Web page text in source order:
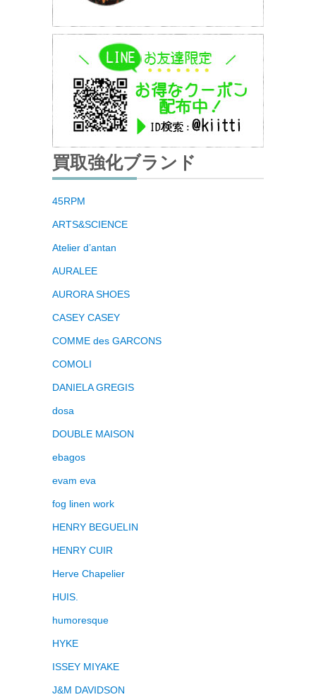
買取強化ブランド
45RPM
ARTS&SCIENCE
Atelier d’antan
AURALEE
AURORA SHOES
CASEY CASEY
COMME des GARCONS
COMOLI
DANIELA GREGIS
dosa
DOUBLE MAISON
ebagos
evam eva
fog linen work
HENRY BEGUELIN
HENRY CUIR
Herve Chapelier
HUIS.
humoresque
HYKE
ISSEY MIYAKE
J&M DAVIDSON